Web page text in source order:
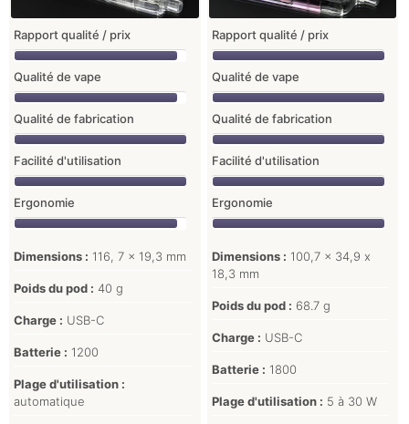
Rapport qualité / prix
Qualité de vape
Qualité de fabrication
Facilité d'utilisation
Ergonomie
Dimensions : 116, 7 x 19,3 mm
Poids du pod : 40 g
Charge : USB-C
Batterie : 1200
Plage d'utilisation :
automatique
Rapport qualité / prix
Qualité de vape
Qualité de fabrication
Facilité d'utilisation
Ergonomie
Dimensions : 100,7 x 34,9 x
18,3 mm
Poids du pod : 68.7 g
Charge : USB-C
Batterie : 1800
Plage d'utilisation : 5 à 30 W